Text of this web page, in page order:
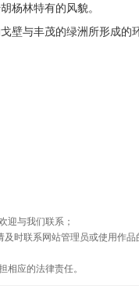
杨林特有的风貌。
壁与丰茂的绿洲所形成的
迎与我们联系；
时联系网站管理员或使用作品
应的法律责任。